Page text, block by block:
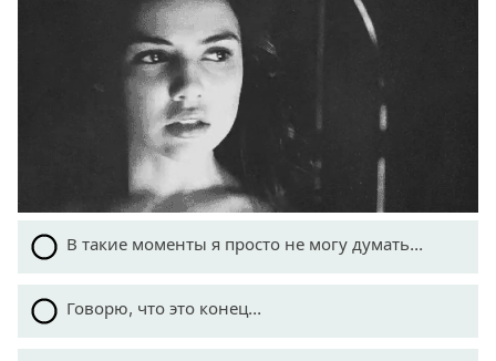
В такие моменты я просто не могу думать...
Говорю, что это конец...